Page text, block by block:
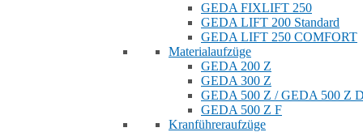
GEDA FIXLIFT 250
GEDA LIFT 200 Standard
GEDA LIFT 250 COMFORT
Materialaufzüge
GEDA 200 Z
GEDA 300 Z
GEDA 500 Z / GEDA 500 Z
GEDA 500 Z F
Kranführeraufzüge